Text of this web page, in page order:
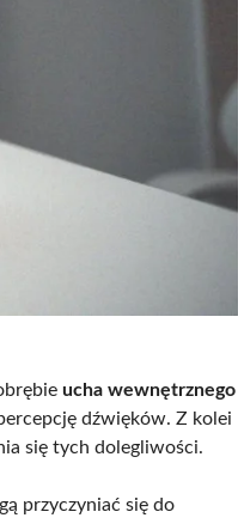
ucha wewnętrznego
dźwięków. Z kolei
się tych dolegliwości.
przyczyniać się do